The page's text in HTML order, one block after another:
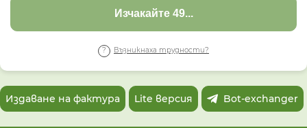
Изчакайте 46...
Възникнаха трудности?
Издаване на фактура Lite версия Bot-exchanger